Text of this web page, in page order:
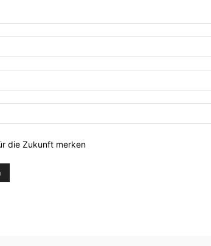
die Zukunft merken